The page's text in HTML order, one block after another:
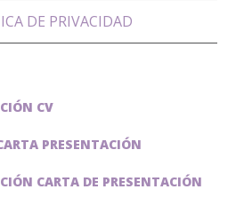
DE PRIVACIDAD
CV
PRESENTACIÓN
CARTA DE PRESENTACIÓN